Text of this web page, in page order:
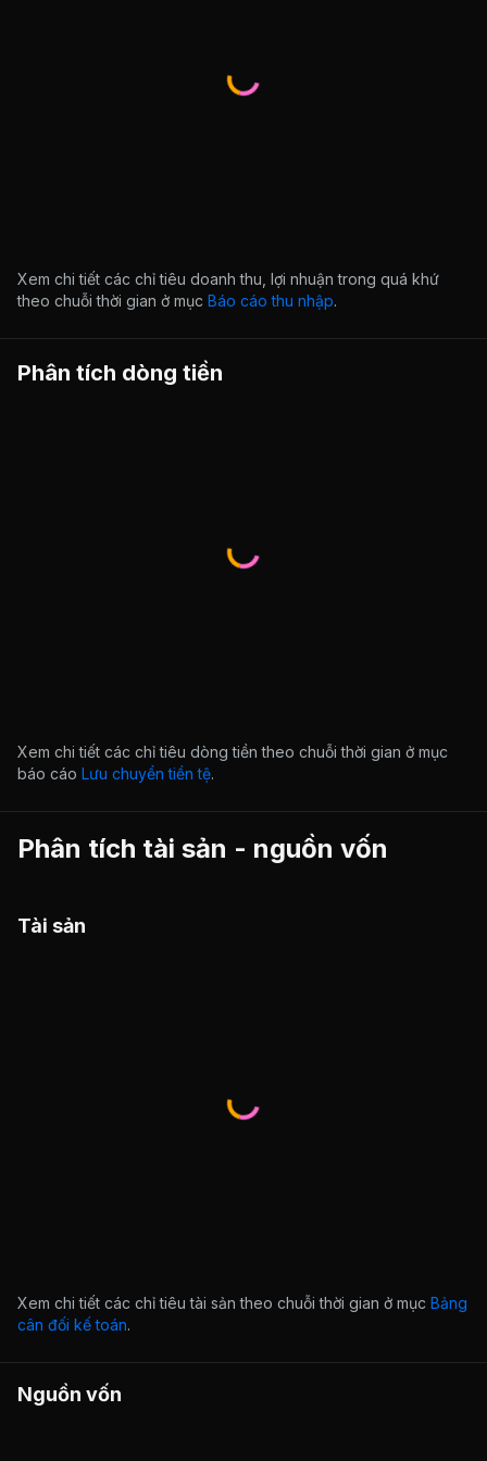
Xem chi tiết các chỉ tiêu doanh thu, lợi nhuận trong quá khứ
theo chuỗi thời gian ở mục Báo cáo thu nhập.
Phân tích dòng tiền
Xem chi tiết các chỉ tiêu dòng tiền theo chuỗi thời gian ở mục
báo cáo Lưu chuyển tiền tệ.
Phân tích tài sản - nguồn vốn
Tài sản
Xem chi tiết các chỉ tiêu tài sản theo chuỗi thời gian ở mục Bảng
cân đối kế toán.
Nguồn vốn